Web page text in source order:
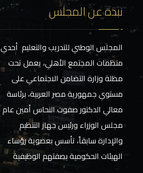
نبذة عن المجلس
المجلس الوطني للتدريب والتعليم أحدي
منظمات المجتمع الأهلي، يعمل تحت
مظلة وزارة التضامن الاجتماعي على
مستوي جمهورية مصر العربية، برئاسة
معالي الدكتور صفوت النحاس أمين عام
مجلس الوزراء ورئيس جهاز التنظيم
والإدارة سابقاً، تأسس بعضوية رؤساء
الهيئات الحكومية بصفتهم الوظيفية